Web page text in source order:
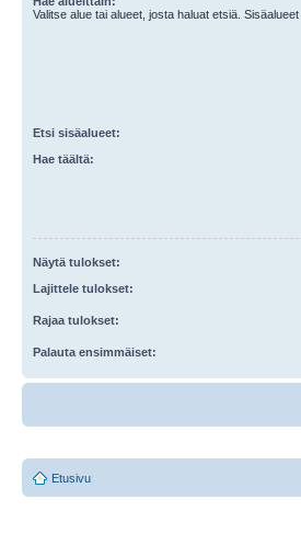
Valitse alue tai alueet, josta haluat etsiä.
Etsi sisäalueet:
Hae täältä:
Näytä tulokset:
Lajittele tulokset:
Rajaa tulokset:
Palauta ensimmäiset:
Etusivu